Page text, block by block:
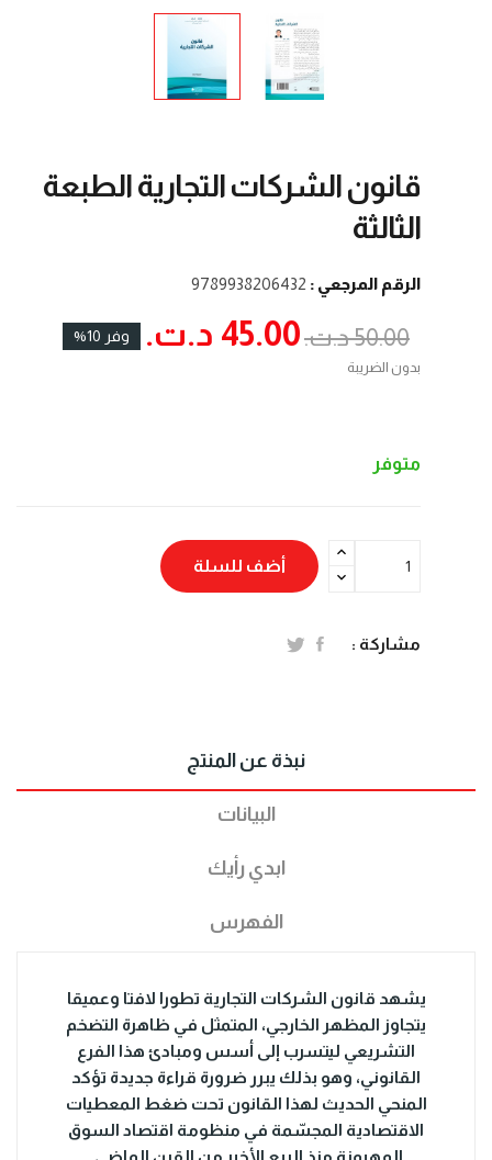
قانون الشركات التجارية الطبعة
الثالثة
الرقم المرجعي : 9789938206432
50.00 د.ت.‏ 45.00 د.ت.‏ وفر 10%
بدون الضريبة
متوفر
أضف للسلة
مشاركة :
نبذة عن المنتج
البيانات
ابدي رأيك
الفهرس
يشهد قانون الشركات التجارية تطورا لافتا وعميقا
يتجاوز المظهر الخارجي، المتمثل في ظاهرة التضخم
التشريعي ليتسرب إلى أسس ومبادئ هذا الفرع
القانوني، وهو بذلك يبرر ضرورة قراءة جديدة تؤكد
المنحي الحديث لهذا القانون تحت ضغط المعطيات
الاقتصادية المجسّمة في منظومة اقتصاد السوق
المهيمنة منذ الربع الأخير من القرن الماضي.